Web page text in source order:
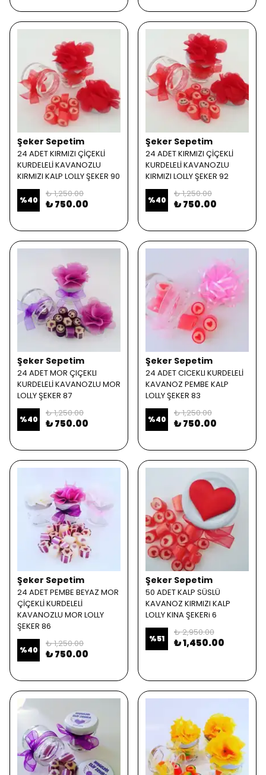
Şeker Sepetim
24 ADET KIRMIZI ÇİÇEKLİ
KURDELELİ KAVANOZLU
KIRMIZI KALP LOLLY ŞEKER 90
%40
₺ 1,250.00
₺ 750.00
Şeker Sepetim
24 ADET KIRMIZI ÇİÇEKLİ
KURDELELİ KAVANOZLU
KIRMIZI LOLLY ŞEKER 92
%40
₺ 1,250.00
₺ 750.00
Şeker Sepetim
24 ADET MOR ÇIÇEKLI
KURDELELİ KAVANOZLU MOR
LOLLY ŞEKER 87
%40
₺ 1,250.00
₺ 750.00
Şeker Sepetim
24 ADET CICEKLI KURDELELİ
KAVANOZ PEMBE KALP
LOLLY ŞEKER 83
%40
₺ 1,250.00
₺ 750.00
Şeker Sepetim
24 ADET PEMBE BEYAZ MOR
ÇİÇEKLİ KURDELELİ
KAVANOZLU MOR LOLLY
ŞEKER 86
%40
₺ 1,250.00
₺ 750.00
Şeker Sepetim
50 ADET KALP SÜSLÜ
KAVANOZ KIRMIZI KALP
LOLLY KINA ŞEKERi 6
%51
₺ 2,950.00
₺ 1,450.00